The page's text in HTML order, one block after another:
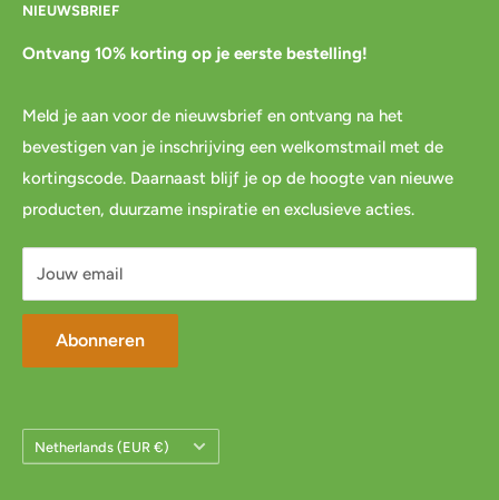
Cadeaubon
Pre-order
Blog
Links
Privacybeleid
Servicevoorwaarden
Betalen
Bestellen
Spaar & verdien
Cadeau inpakservice
FAQ
Mijn account
NIEUWSBRIEF
Ontvang 10% korting op je eerste bestelling!
Meld je aan voor de nieuwsbrief en ontvang na het
bevestigen van je inschrijving een welkomstmail met de
kortingscode. Daarnaast blijf je op de hoogte van nieuwe
producten, duurzame inspiratie en exclusieve acties.
Jouw email
Abonneren
Land/Regio
Netherlands (EUR €)